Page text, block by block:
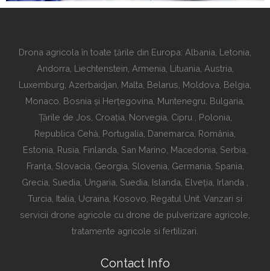
Drona agricola în toate țările din Europa: Albania, Letonia,
Andorra, Liechtenstein, Armenia, Lituania, Austria,
Luxemburg, Azerbaidjan, Malta, Belarus, Moldova, Belgia,
Monaco, Bosnia și Herțegovina, Muntenegru, Bulgaria,
Țările de Jos, Croația, Norvegia, Cipru , Polonia,
Republica Cehă, Portugalia, Danemarca, România,
Estonia, Rusia, Finlanda, San Marino, Macedonia, Serbia,
Franța, Slovacia, Georgia, Slovenia, Germania, Spania,
Grecia, Suedia, Ungaria, Suedia, Islanda, Elveția, Irlanda ,
Turcia, Italia, Ucraina, Kosovo, Regatul Unit. Vanzari si
servicii drone agricole cu drone de pulverizare agricole,
tratamente agricole si fertilizari.
Contact Info